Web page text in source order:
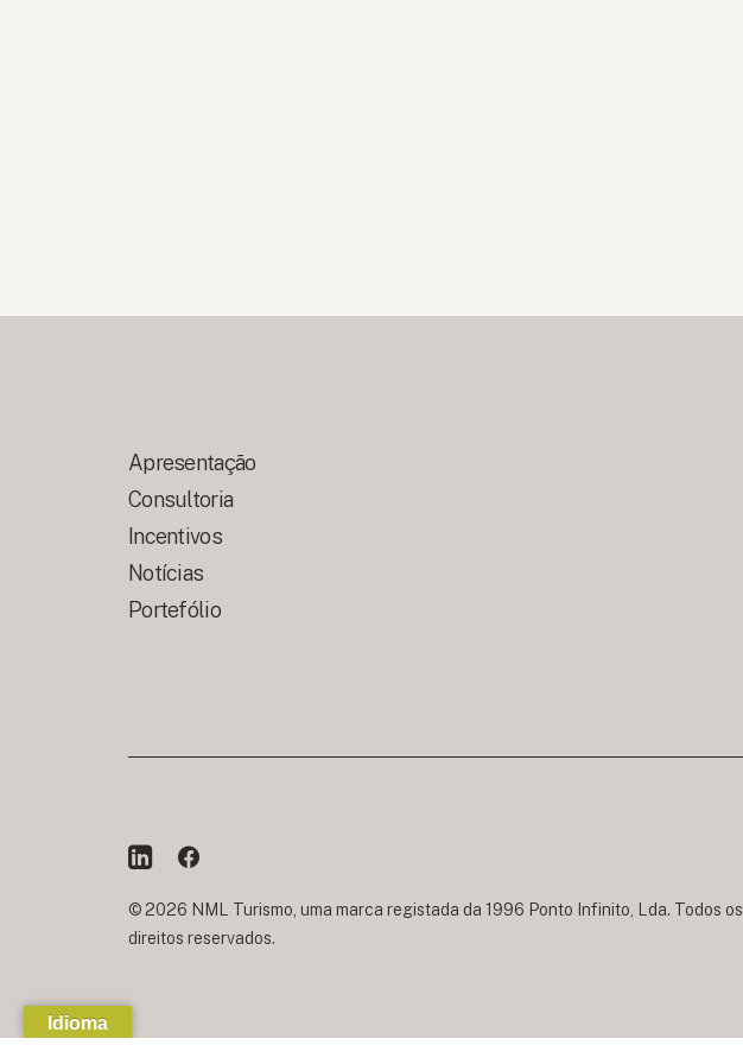
Apresentação
Consultoria
Incentivos
Notícias
Portefólio
© 2026 NML Turismo, uma marca registada da 1996 Ponto Infinito, Lda. Todos os
direitos reservados.
Idioma